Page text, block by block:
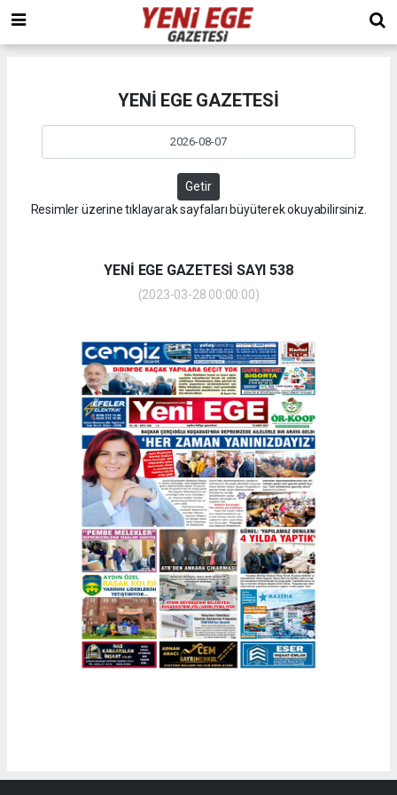
YENİ EGE GAZETESİ
Getir
Resimler üzerine tıklayarak sayfaları büyüterek okuyabilirsiniz.
YENİ EGE GAZETESİ SAYI 538
(2023-03-28 00:00:00)